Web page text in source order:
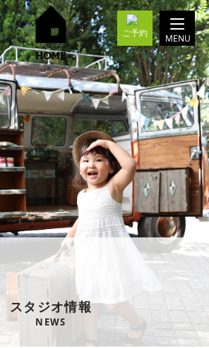
ご予約 MENU
スタジオ情報
NEWS